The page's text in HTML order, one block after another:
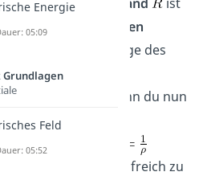
dem
spezifischen
mal der Länge des
durch die
. Wenn du nun
Formel mithilfe des
Leitwerts
willst, ist es hilfreich zu
Energie
05:09
Feld
05:52